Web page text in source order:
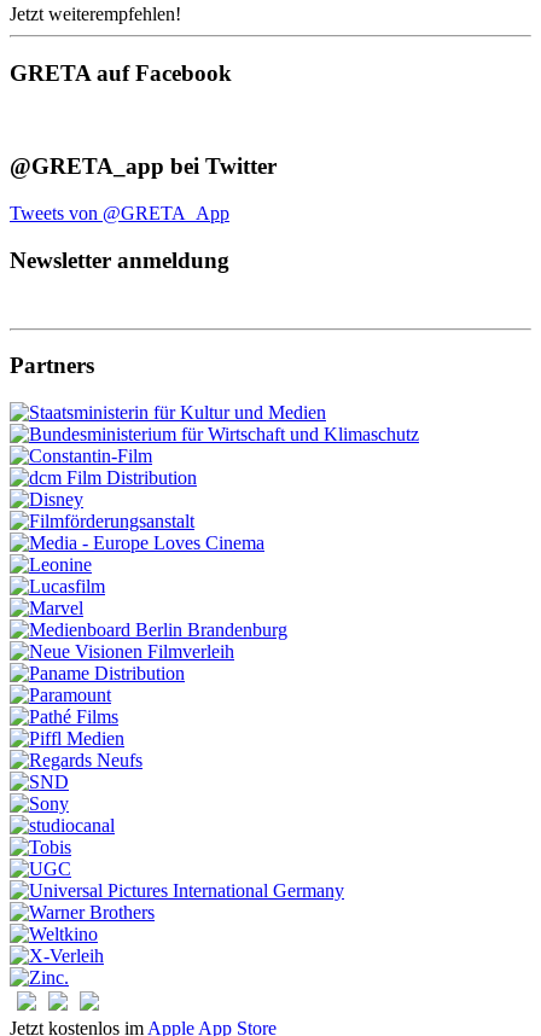
Jetzt weiterempfehlen!
GRETA auf Facebook
@GRETA_app bei Twitter
Tweets von @GRETA_App
Newsletter anmeldung
Partners
Jetzt kostenlos im Apple App Store